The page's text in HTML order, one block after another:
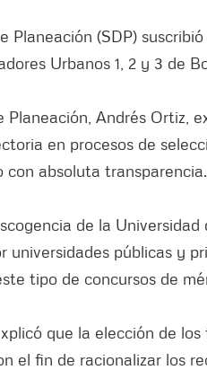
Planeación (SDP)
Urbanos 1, 2 y 3 de
Planeación, Andrés Ortiz,
en procesos de
con absoluta transparencia.
de la
universidades públicas y
tipo de concursos de
que la elección de
el fin de racionalizar los